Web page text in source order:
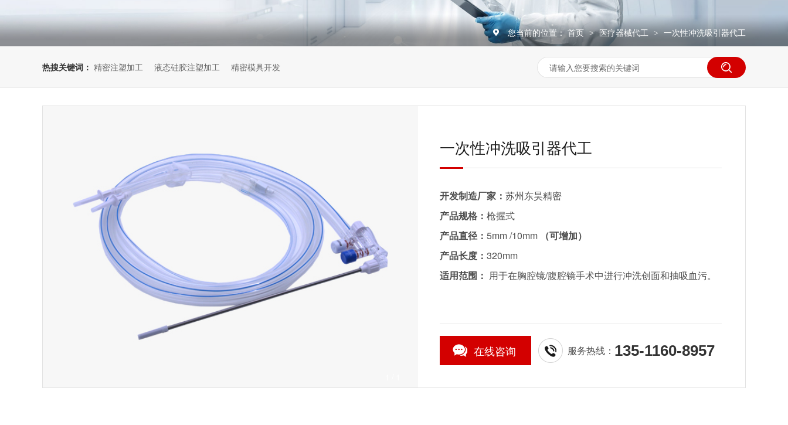
您当前的位置： 首页 > 医疗器械代工 > 一次性冲洗吸引器代工
热搜关键词： 精密注塑加工 液态硅胶注塑加工 精密模具开发
一次性冲洗吸引器代工
开发制造厂家： 苏州东昊精密
产品规格： 枪握式
产品直径： 5mm /10mm
（可增加）
产品长度： 320mm
适用范围： 用于在胸腔镜/腹腔镜手术中进行冲洗创面和抽吸血污。
在线咨询 服务热线： 135-1160-8957